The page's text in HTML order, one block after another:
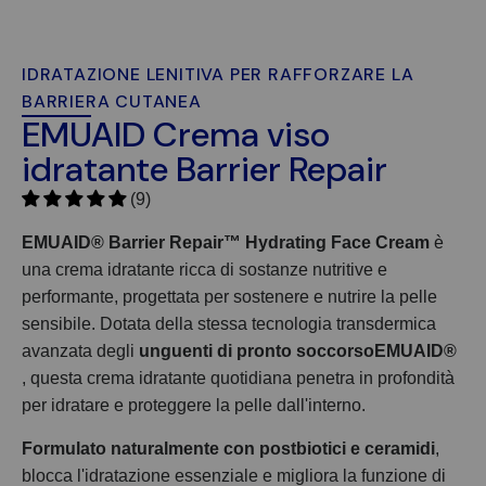
IDRATAZIONE LENITIVA PER RAFFORZARE LA
BARRIERA CUTANEA
EMUAID Crema viso
idratante Barrier Repair
(9)
EMUAID® Barrier Repair™ Hydrating Face Cream è
una crema idratante ricca di sostanze nutritive e
performante, progettata per sostenere e nutrire la pelle
sensibile. Dotata della stessa tecnologia transdermica
avanzata degli unguenti di pronto soccorsoEMUAID®
, questa crema idratante quotidiana penetra in profondità
per idratare e proteggere la pelle dall'interno.
Formulato naturalmente con postbiotici e ceramidi,
blocca l'idratazione essenziale e migliora la funzione di